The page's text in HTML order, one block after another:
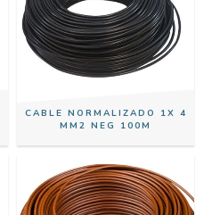
CABLE NORMALIZADO 1X 4
MM2 NEG 100M